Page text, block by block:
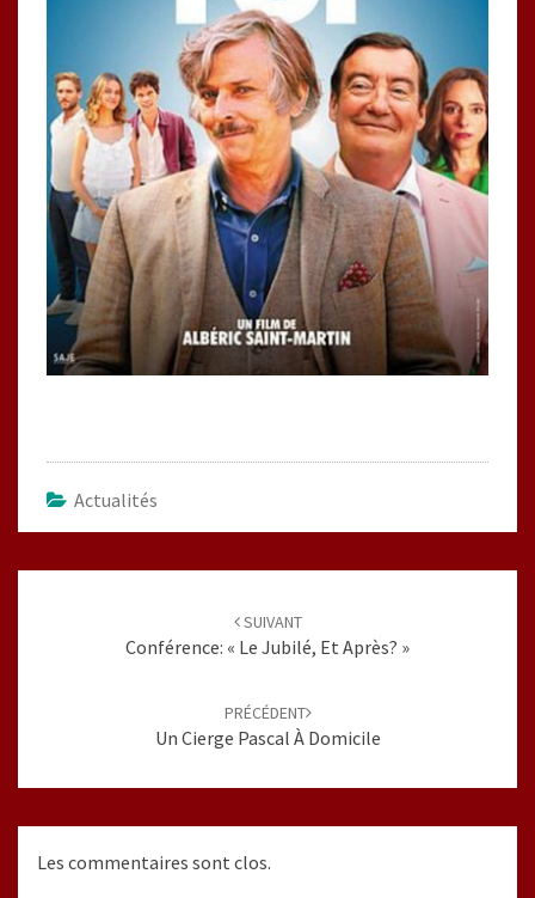
Actualités
SUIVANT
Conférence: « Le Jubilé, Et Après? »
PRÉCÉDENT
Un Cierge Pascal À Domicile
Les commentaires sont clos.